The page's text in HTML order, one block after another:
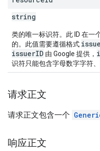
string
类的唯一标识符。此 ID 在一
的。此值需要遵循格式
issuerID 由 Google 提供，
识符只能包含字母数字字符、
请求正文
请求正文包含一个
响应正文